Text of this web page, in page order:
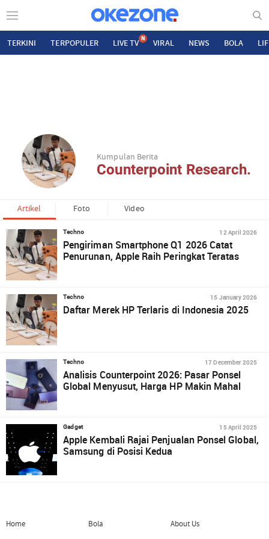
TERKINI TERPOPULER LIVE TV N VIRAL NEWS BOLA
Kumpulan Berita
Counterpoint Research.
Artikel Foto Video
Techno 12 April 2026
Pengiriman Smartphone Q1 2026 Catat
Penurunan, Apple Raih Peringkat Teratas
Techno 15 January 2026
Daftar Merek HP Terlaris di Indonesia 2025
Techno 17 December 2025
Analisis Counterpoint 2026: Pasar Ponsel
Global Menyusut, Harga HP Makin Mahal
Gadget 15 April 2025
Apple Kembali Rajai Penjualan Ponsel Global,
Samsung di Posisi Kedua
Home
Bola
About Us